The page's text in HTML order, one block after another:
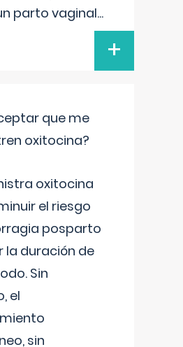
parto vaginal...
+
que me
oxitocina?
oxitocina
el riesgo
posparto
la duración de
Sin
el
sin